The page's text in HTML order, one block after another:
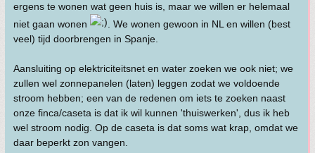
ergens te wonen wat geen huis is, maar we willen er helemaal
niet gaan wonen
. We wonen gewoon in NL en willen (best
veel) tijd doorbrengen in Spanje.
Aansluiting op elektriciteitsnet en water zoeken we ook niet; we
zullen wel zonnepanelen (laten) leggen zodat we voldoende
stroom hebben; een van de redenen om iets te zoeken naast
onze finca/caseta is dat ik wil kunnen 'thuiswerken', dus ik heb
wel stroom nodig. Op de caseta is dat soms wat krap, omdat we
daar beperkt zon vangen.